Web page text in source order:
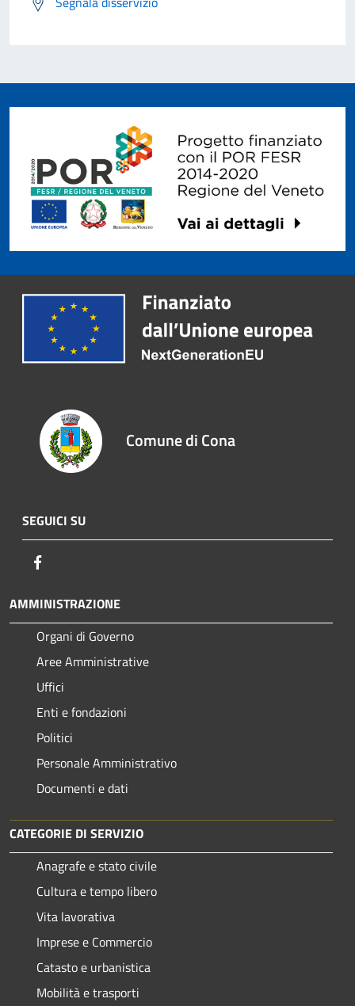
Comune di Cona
SEGUICI SU
AMMINISTRAZIONE
Organi di Governo
Aree Amministrative
Uffici
Enti e fondazioni
Politici
Personale Amministrativo
Documenti e dati
CATEGORIE DI SERVIZIO
Anagrafe e stato civile
Cultura e tempo libero
Vita lavorativa
Imprese e Commercio
Catasto e urbanistica
Mobilità e trasporti